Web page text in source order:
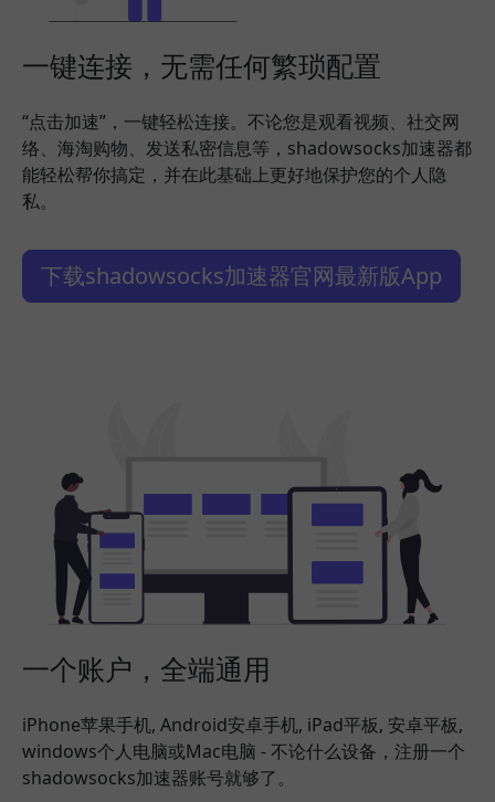
一键连接，无需任何繁琐配置
“点击加速”，一键轻松连接。不论您是观看视频、社交网
络、海淘购物、发送私密信息等，shadowsocks加速器都
能轻松帮你搞定，并在此基础上更好地保护您的个人隐
私。
下载shadowsocks加速器官网最新版App
一个账户，全端通用
iPhone苹果手机, Android安卓手机, iPad平板, 安卓平板,
windows个人电脑或Mac电脑 - 不论什么设备，注册一个
shadowsocks加速器账号就够了。